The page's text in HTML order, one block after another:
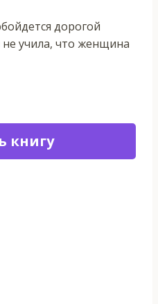
дорогой
учила, что женщина
книгу